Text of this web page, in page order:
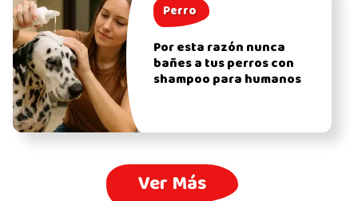
Perro
Por esta razón nunca
bañes a tus perros con
shampoo para humanos
Ver Más